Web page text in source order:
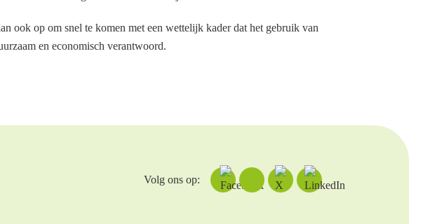
ook op om snel te komen met een wettelijk kader dat het gebruik van
en economisch verantwoord.
Volg ons op: